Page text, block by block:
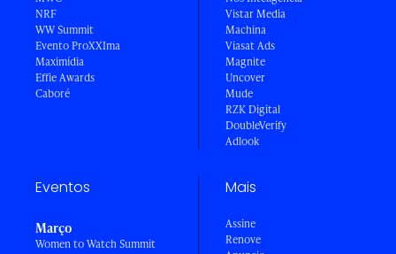
NRF
WW Summit
Evento ProXXIma
Maximídia
Effie Awards
Caboré
Vistar Media
Machina
Viasat Ads
Magnite
Uncover
Mude
RZK Digital
DoubleVerify
Adlook
Eventos
Março
Women to Watch Summit
Mais
Assine
Renove